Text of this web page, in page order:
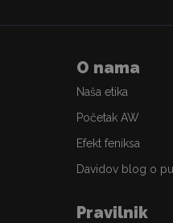
O nama
Naša etika
Početak AW
Efekt feniksa
Davidov blog o
Pravilnik